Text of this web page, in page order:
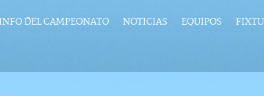
DEL CAMPEONATO NOTICIAS EQUIPOS